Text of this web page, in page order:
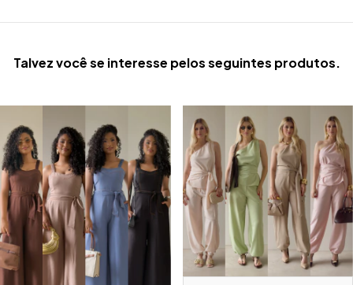
Talvez você se interesse pelos seguintes produtos.